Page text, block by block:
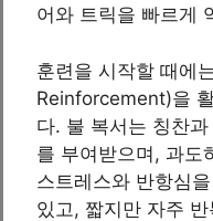
어와 트릭을 빠르게
훈련을 시작할 때에
Reinforcement)을
다. 불 복서는 칭찬
를 부여받으며, 과도
스트레스와 반항심
있고, 짧지만 자주